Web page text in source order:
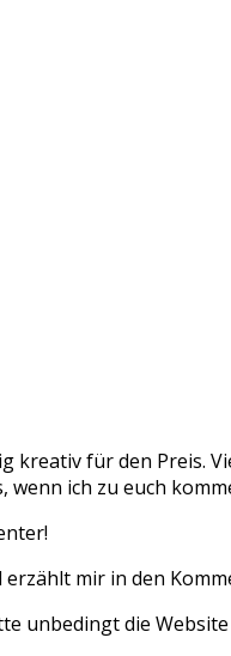
kreativ für den Preis.
ich zu euch
mir in den
unbedingt die